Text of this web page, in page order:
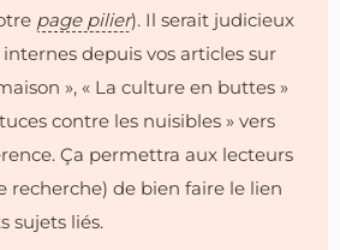
page pilier). Il serait judicieux
depuis vos articles sur
», « La culture en buttes »
contre les nuisibles » vers
Ça permettra aux lecteurs
recherche) de bien faire le lien
sujets liés.